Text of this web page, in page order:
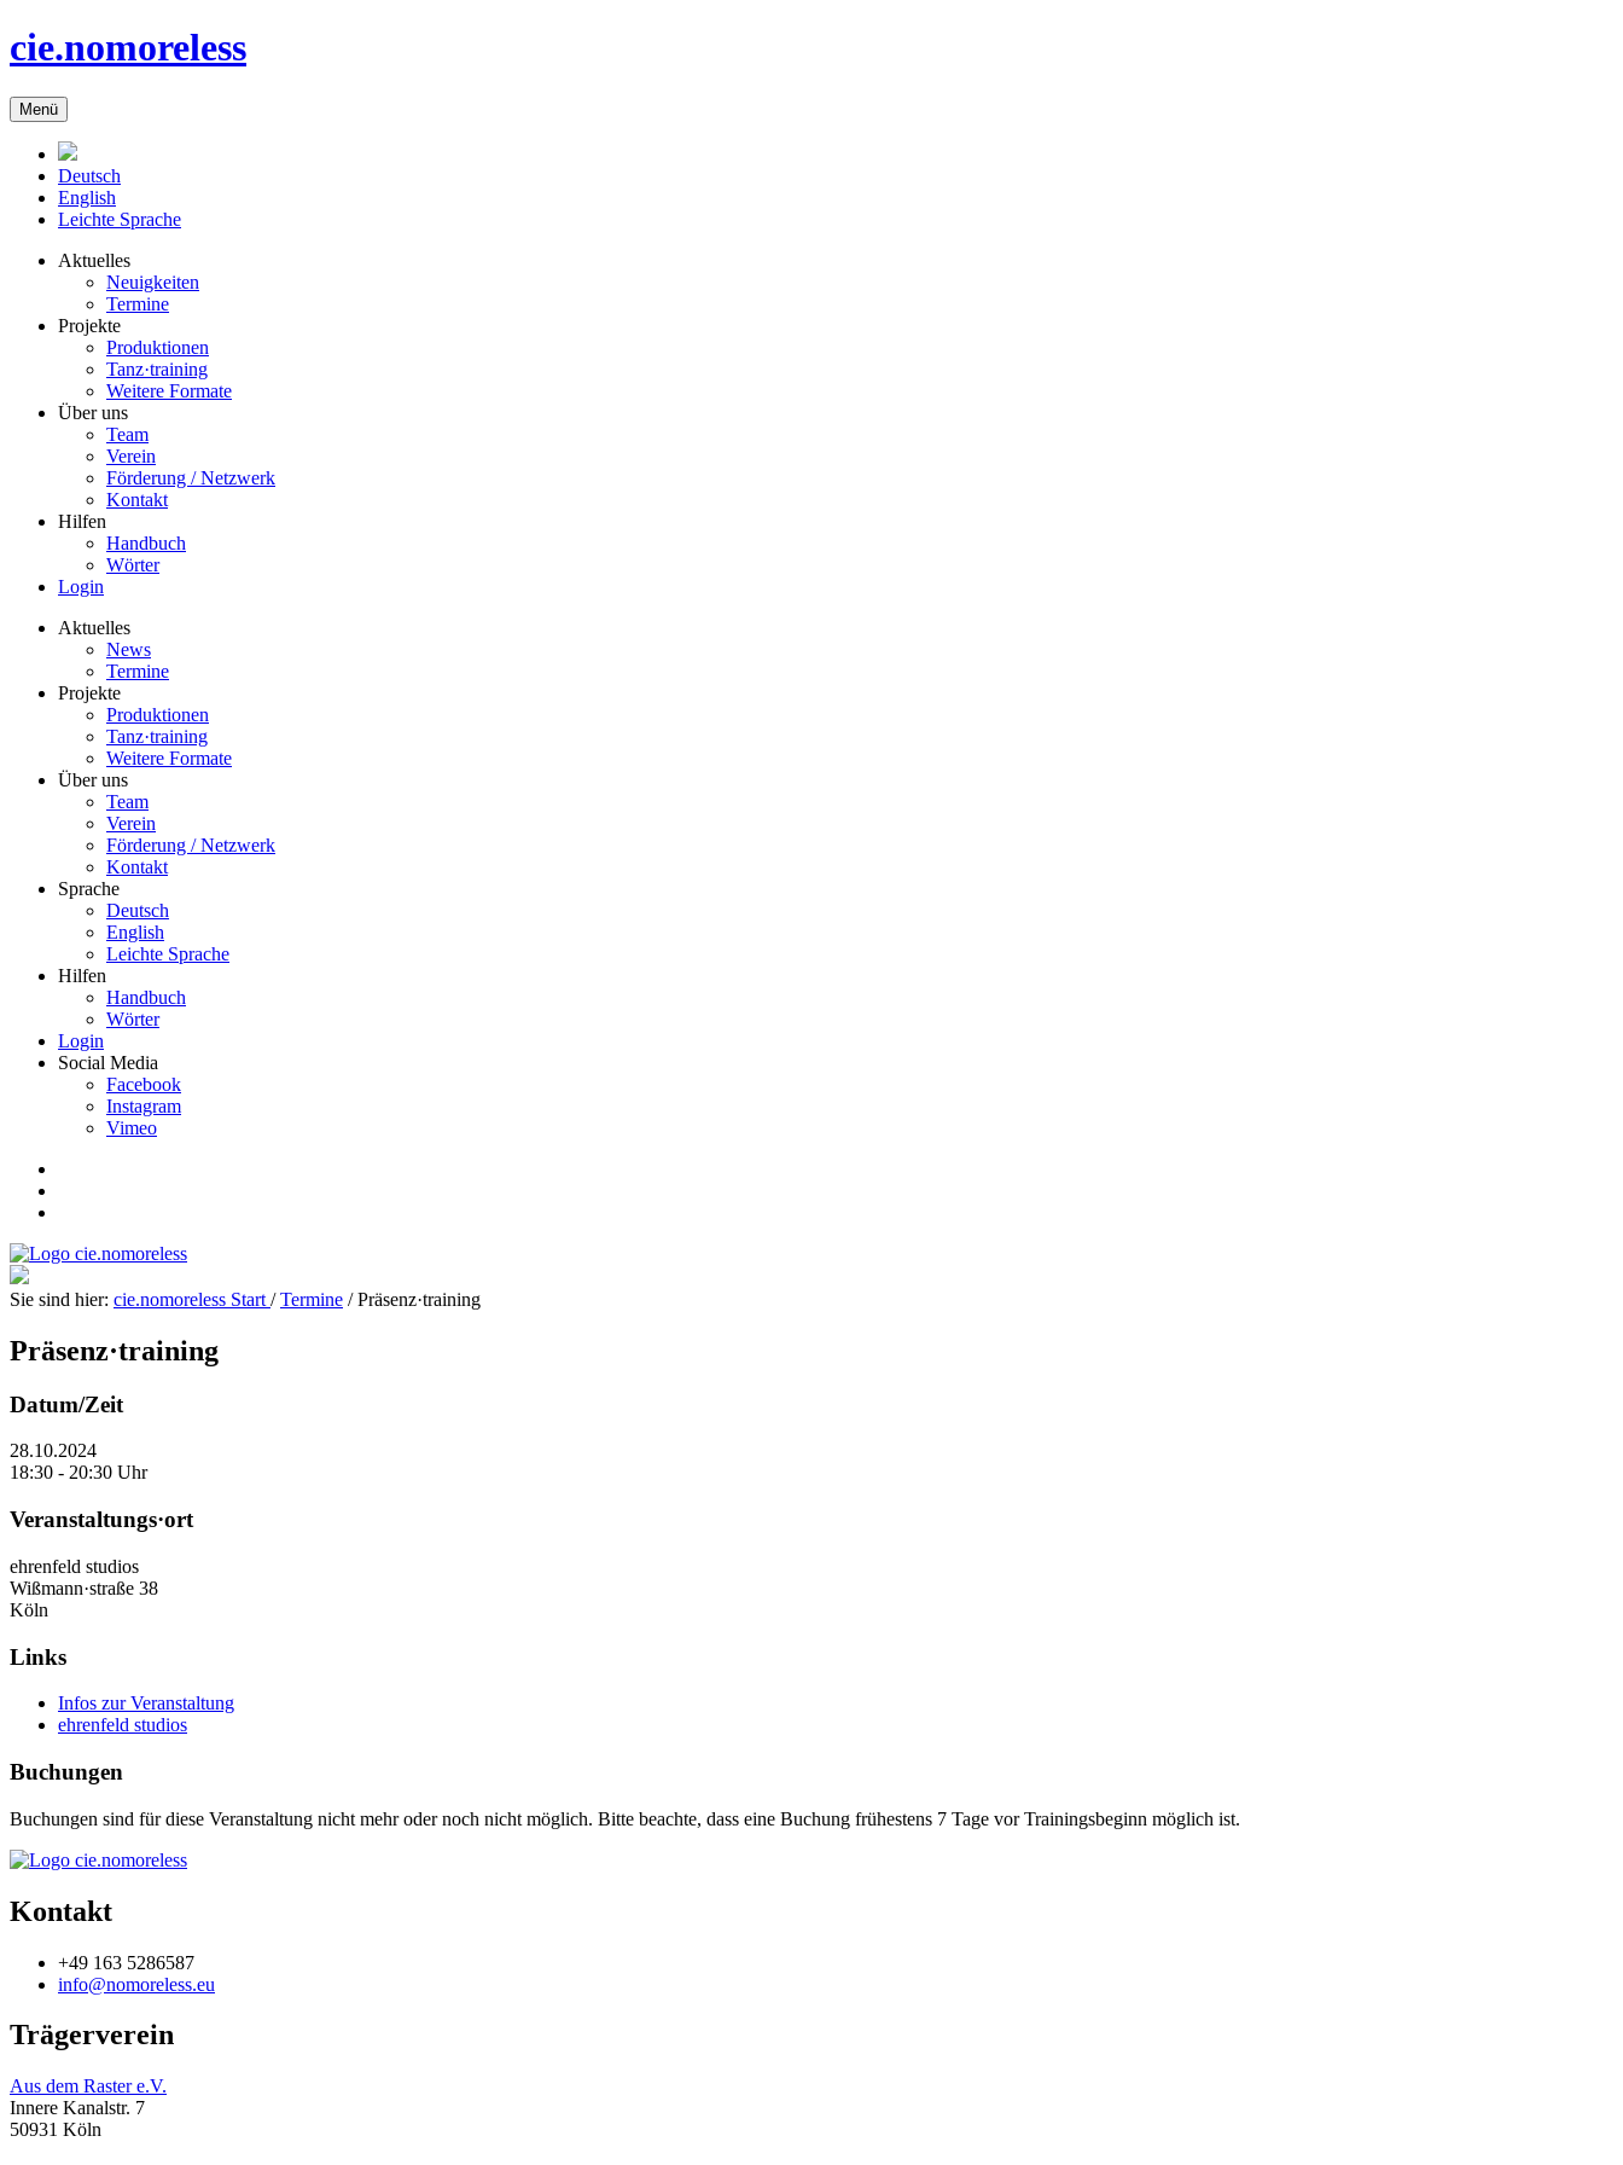
cie.nomoreless
Menü
Deutsch
English
Leichte Sprache
Aktuelles
Neuigkeiten
Termine
Projekte
Produktionen
Tanz·training
Weitere Formate
Über uns
Team
Verein
Förderung / Netzwerk
Kontakt
Hilfen
Handbuch
Wörter
Login
Aktuelles
News
Termine
Projekte
Produktionen
Tanz·training
Weitere Formate
Über uns
Team
Verein
Förderung / Netzwerk
Kontakt
Sprache
Deutsch
English
Leichte Sprache
Hilfen
Handbuch
Wörter
Login
Social Media
Facebook
Instagram
Vimeo
Sie sind hier: cie.nomoreless Start /Termine /Präsenz·training
Präsenz·training
Datum/Zeit
28.10.2024
18:30 - 20:30 Uhr
Veranstaltungs·ort
ehrenfeld studios
Wißmann·straße 38
Köln
Links
Infos zur Veranstaltung
ehrenfeld studios
Buchungen
Buchungen sind für diese Veranstaltung nicht mehr oder noch nicht möglich. Bitte beachte, dass eine Buchung frühestens 7 Tage vor Trainingsbeginn möglich ist.
Kontakt
+49 163 5286587
info@nomoreless.eu
Trägerverein
Aus dem Raster e.V.
Innere Kanalstr. 7
50931 Köln